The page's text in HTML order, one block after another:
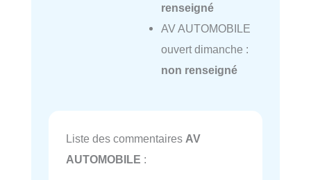
renseigné
AV AUTOMOBILE
ouvert dimanche :
non renseigné
Liste des commentaires AV
AUTOMOBILE :